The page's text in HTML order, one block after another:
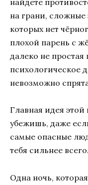
найдете
на грани,
которых нет
плохой парень с
далеко не
психологическое
невозможно
Главная идея
убежишь, даже
самые опасные
тебя сильнее всего.
Одна ночь,